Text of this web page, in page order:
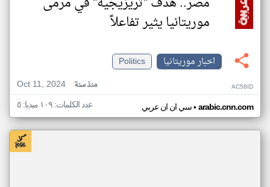
موريتانيا يثير تفاعلاً
اخبار موريتانيا
Politics
Oct 11, 2024
منذ سنة AC58ID
سي ان ان عربي• arabic.cnn.com عدد الكلمات: ١٠٩ ميديا: ٥